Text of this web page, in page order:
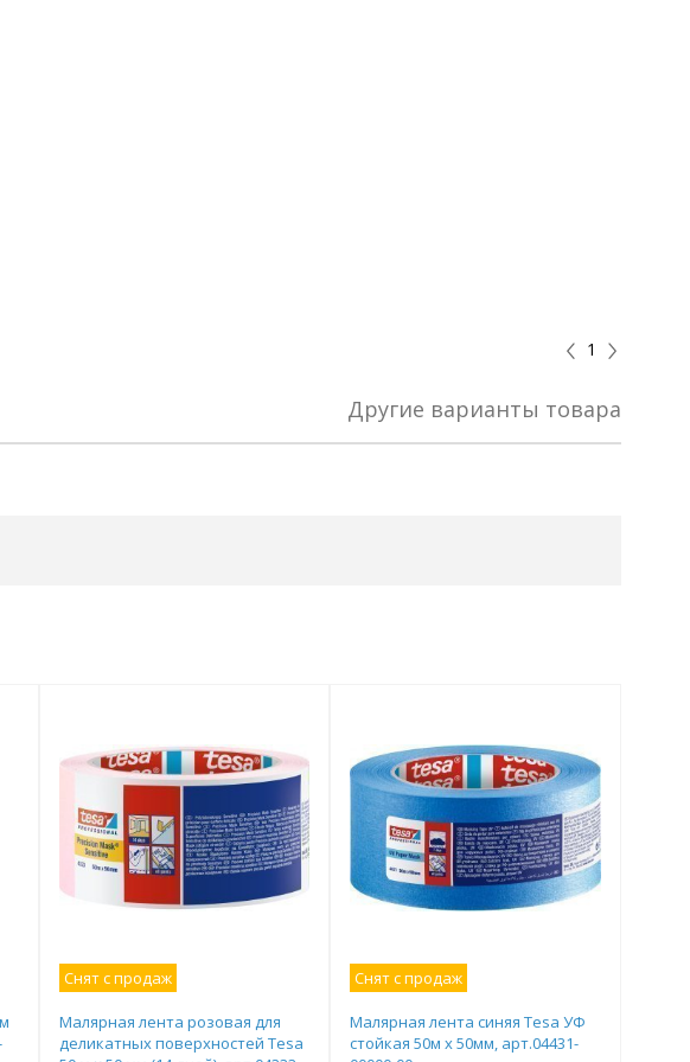
1
Другие варианты товара
Снят с продаж
Малярная лента розовая для
деликатных поверхностей Tesa
Снят с продаж
Малярная лента синяя Tesa УФ
стойкая 50м х 50мм, арт.04431-